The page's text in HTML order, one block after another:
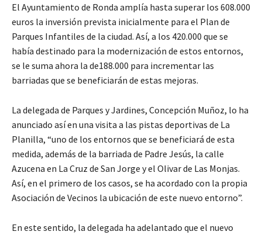
El Ayuntamiento de Ronda amplía hasta superar los 608.000
euros la inversión prevista inicialmente para el Plan de
Parques Infantiles de la ciudad. Así, a los 420.000 que se
había destinado para la modernización de estos entornos,
se le suma ahora la de188.000 para incrementar las
barriadas que se beneficiarán de estas mejoras.
La delegada de Parques y Jardines, Concepción Muñoz, lo ha
anunciado así en una visita a las pistas deportivas de La
Planilla, “uno de los entornos que se beneficiará de esta
medida, además de la barriada de Padre Jesús, la calle
Azucena en La Cruz de San Jorge y el Olivar de Las Monjas.
Así, en el primero de los casos, se ha acordado con la propia
Asociación de Vecinos la ubicación de este nuevo entorno”.
En este sentido, la delegada ha adelantado que el nuevo